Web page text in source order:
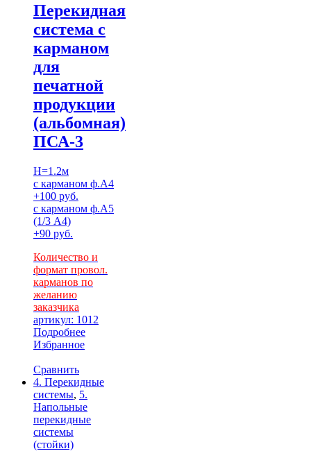
Перекидная
система с
карманом
для
печатной
продукции
(альбомная)
ПСА-3
H=1.2м
с карманом ф.А4
+100 руб.
с карманом ф.А5
(1/3 А4)
+90 руб.
Количество и
формат провол.
карманов по
желанию
заказчика
артикул: 1012
Подробнее
Избранное
Сравнить
4. Перекидные
системы, 5.
Напольные
перекидные
системы
(стойки)